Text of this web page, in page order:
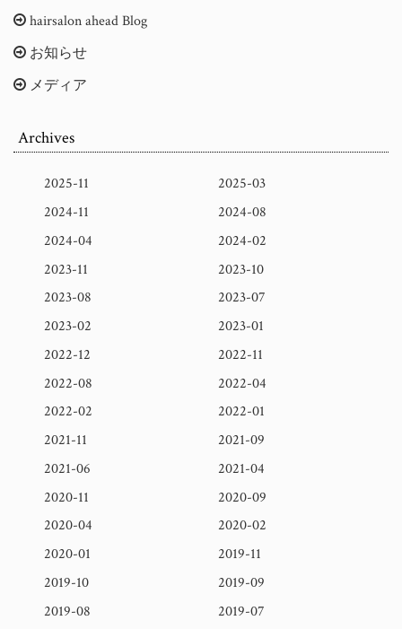
hairsalon ahead Blog
お知らせ
メディア
Archives
2025-11
2025-03
2024-11
2024-08
2024-04
2024-02
2023-11
2023-10
2023-08
2023-07
2023-02
2023-01
2022-12
2022-11
2022-08
2022-04
2022-02
2022-01
2021-11
2021-09
2021-06
2021-04
2020-11
2020-09
2020-04
2020-02
2020-01
2019-11
2019-10
2019-09
2019-08
2019-07